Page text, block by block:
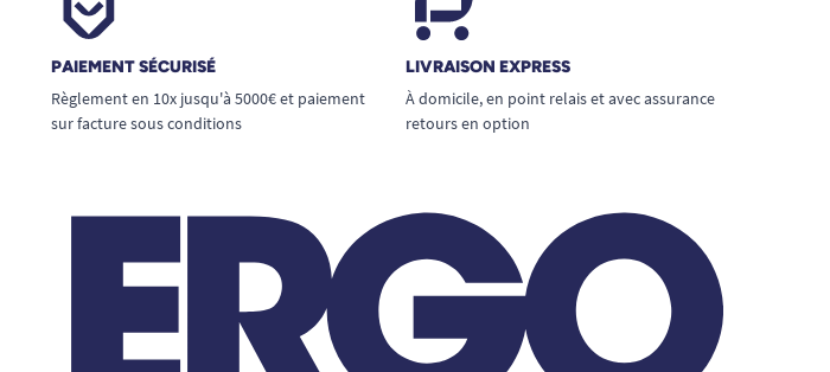
PAIEMENT SÉCURISÉ
Règlement en 10x jusqu'à 5000€ et paiement
sur facture sous conditions
LIVRAISON EXPRESS
À domicile, en point relais et avec assurance
retours en option